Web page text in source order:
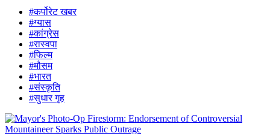
#कर्पोरेट खबर
#ग्यास
#कांग्रेस
#रास्वपा
#फिल्म
#मौसम
#भारत
#संस्कृति
#सुधार गृह